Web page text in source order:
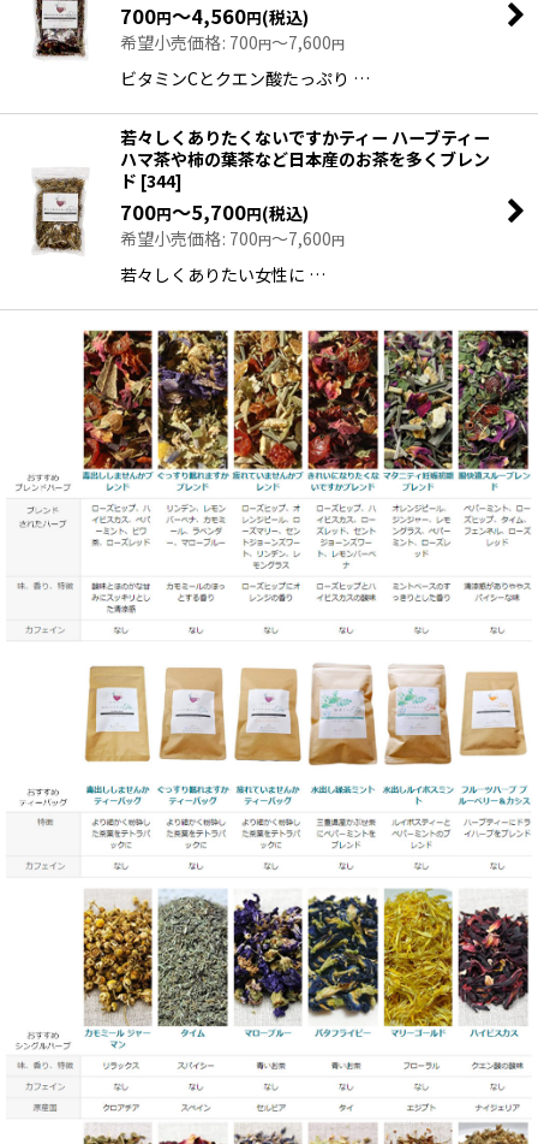
700円～4,560円(税込)
希望小売価格: 700円～7,600円
ビタミンCとクエン酸たっぷり …
若々しくありたくないですかティー ハーブティー
ハマ茶や柿の葉茶など日本産のお茶を多くブレン
ド [344]
700円～5,700円(税込)
希望小売価格: 700円～7,600円
若々しくありたい女性に …